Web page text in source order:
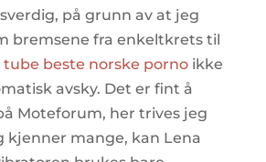
på grunn av at jeg
bremsene fra enkeltkrets til
beste norske pornoikke
avsky. Det er fint å
Moteforum, her trives jeg
kjenner mange, kan Lena